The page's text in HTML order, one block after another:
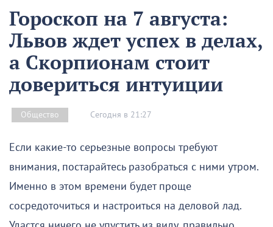
Гороскоп на 7 августа:
Львов ждет успех в делах,
а Скорпионам стоит
довериться интуиции
Общество Сегодня в 21:27
Если какие-то серьезные вопросы требуют
внимания, постарайтесь разобраться с ними утром.
Именно в этом времени будет проще
сосредоточиться и настроиться на деловой лад.